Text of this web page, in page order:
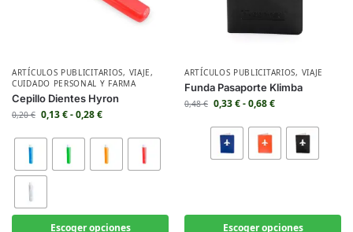
ARTÍCULOS PUBLICITARIOS, VIAJE,
CUIDADO PERSONAL Y FARMA
Cepillo Dientes Hyron
0,20€ 0,13€-0,28€
Escoger opciones
ARTÍCULOS PUBLICITARIOS, VIAJE
Funda Pasaporte Klimba
0,48€ 0,33€-0,68€
Escoger opciones